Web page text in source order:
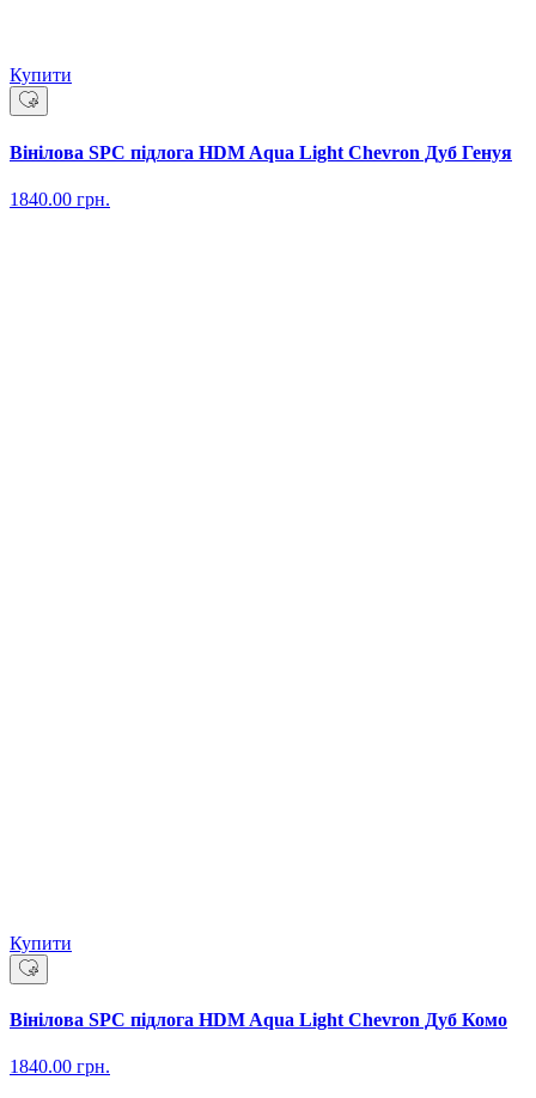
Купити
Вінілова SPC підлога HDM Aqua Light Chevron Дуб Генуя
1840.00 грн.
Купити
Вінілова SPC підлога HDM Aqua Light Chevron Дуб Комо
1840.00 грн.